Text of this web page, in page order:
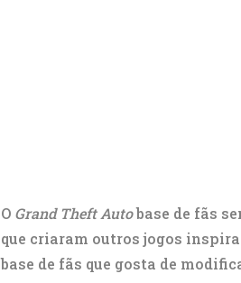
O Grand Theft Autobase de fãs
que criaram outros jogos
base de fãs que gosta de